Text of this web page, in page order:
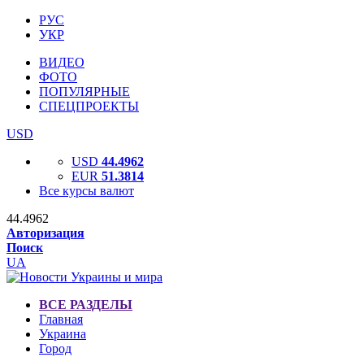
РУС
УКР
ВИДЕО
ФОТО
ПОПУЛЯРНЫЕ
СПЕЦПРОЕКТЫ
USD
USD 44.4962
EUR 51.3814
Все курсы валют
44.4962
Авторизация
Поиск
UA
ВСЕ РАЗДЕЛЫ
Главная
Украина
Город